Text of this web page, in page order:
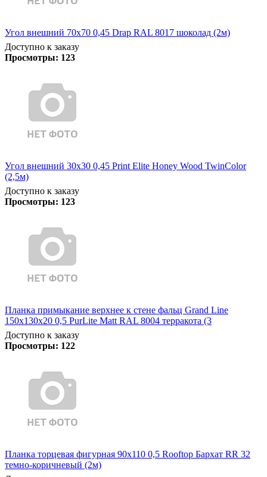
Угол внешний 70х70 0,45 Drap RAL 8017 шоколад (2м)
Доступно к заказу
Просмотры: 123
Угол внешний 30х30 0,45 Print Elite Honey Wood TwinColor
(2,5м)
Доступно к заказу
Просмотры: 123
Планка примыкание верхнее к стене фальц Grand Line
150х130х20 0,5 PurLite Matt RAL 8004 терракота (3
Доступно к заказу
Просмотры: 122
Планка торцевая фигурная 90х110 0,5 Rooftop Бархат RR 32
темно-коричневый (2м)